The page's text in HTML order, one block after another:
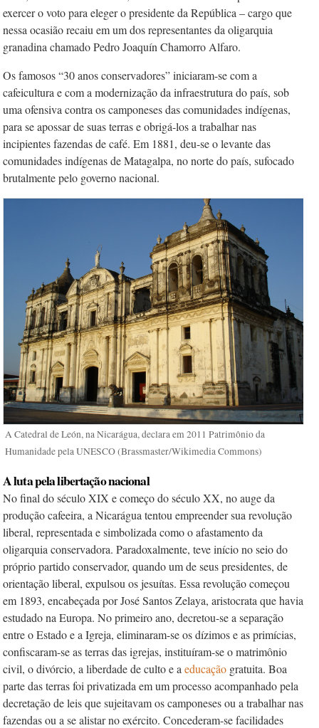
exercer o voto para eleger o presidente da República – cargo que
nessa ocasião recaiu em um dos representantes da oligarquia
granadina chamado Pedro Joaquín Chamorro Alfaro.
Os famosos “30 anos conservadores” iniciaram-se com a
cafeicultura e com a modernização da infraestrutura do país, sob
uma ofensiva contra os camponeses das comunidades indígenas,
para se apossar de suas terras e obrigá-los a trabalhar nas
incipientes fazendas de café. Em 1881, deu-se o levante das
comunidades indígenas de Matagalpa, no norte do país, sufocado
brutalmente pelo governo nacional.
A Catedral de León, na Nicarágua, declara em 2011 Patrimônio da
Humanidade pela UNESCO (Brassmaster/Wikimedia Commons)
A luta pela libertação nacional
No final do século XIX e começo do século XX, no auge da
produção cafeeira, a Nicarágua tentou empreender sua revolução
liberal, representada e simbolizada como o afastamento da
oligarquia conservadora. Paradoxalmente, teve início no seio do
própriopartidoconservador, quando um de seus presidentes, de
orientação liberal, expulsou os jesuítas. Essa revolução começou
em 1893, encabeçada por José Santos Zelaya, aristocrata que havia
estudado na Europa. No primeiro ano, decretou-se a separação
entre o Estado e a Igreja, eliminaram-se os dízimos e as primícias,
confiscaram-se as terras das igrejas, instituíram-se o matrimônio
civil, o divórcio, a liberdade de culto e a educação gratuita. Boa
parte das terras foi privatizada em um processo acompanhado pela
decretação de leis que sujeitavam os camponeses ou a trabalhar nas
fazendas ou a se alistar no exército. Concederam-se facilidades